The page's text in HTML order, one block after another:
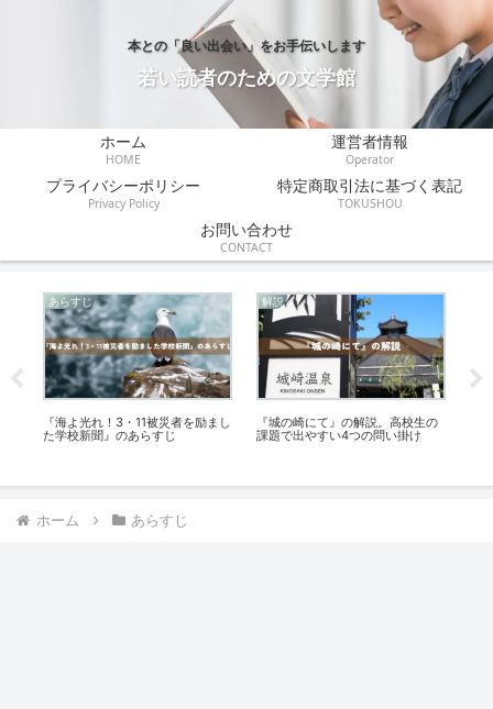
本との「良い出会い」をお手伝いします
若い読者のための文学館
ホーム
HOME
運営者情報
Operator
プライバシーポリシー
Privacy Policy
特定商取引法に基づく表記
TOKUSHOU
お問い合わせ
CONTACT
あらすじ
『海よ光れ！3・11被災者を励まし
た学校新聞』のあらすじ
解説
『城の崎にて』の解説。高校生の
課題で出やすい4つの問い掛け
ホーム あらすじ